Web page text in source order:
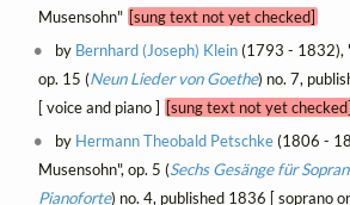
Musensohn" [sung text not yet checked]
by Bernhard (Joseph) Klein(1793 - 1832),
op. 15 (Neun Lieder von Goethe) no. 7,
[ voice and piano ] [sung text not yet checked]
by Hermann Theobald Petschke(1806 -
Musensohn", op. 5 (Sechs Gesänge für
Pianoforte) no. 4, published 1836 [ soprano